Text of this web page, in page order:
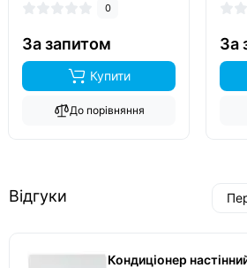
0
За запитом
Купити
До порівняння
За
Відгуки
Кондиціонер